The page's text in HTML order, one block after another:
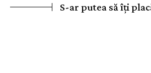
S-ar putea să îți